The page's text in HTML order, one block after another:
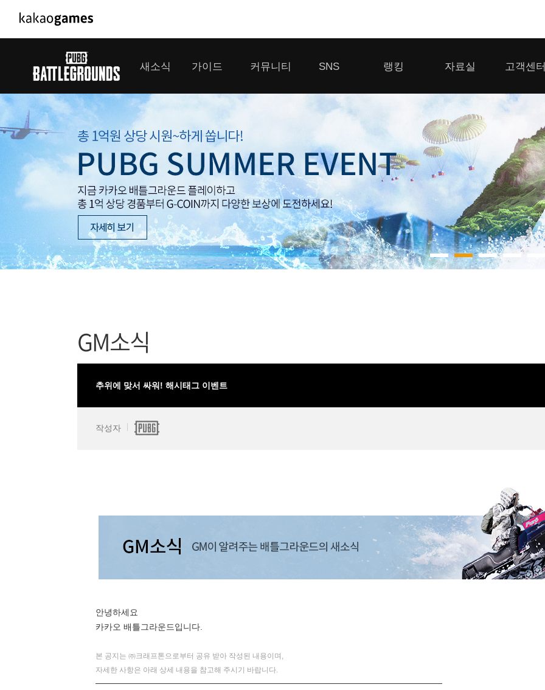
PC/모바일게임
도깨비의세계
오딘: 발할라 라이징
아키에이지 워
아레스 : 라이즈 오브 가디언즈
배틀그라운드
패스 오브 엑자일
우마무스메 프리티 더비
가디언 테일즈
프린세스 커넥트 Re:Dive
프렌즈팝콘
새소식
공지사항
GM소식
이벤트
업데이트
대회소식
가이드
게임 가이드
커뮤니티
미디어 게시판
클랜 라운지
모집 게시판
SNS
톡채널
랭킹
클랜 생존 리더보드
내 전적 히스토리
자료실
다운로드
고객센
이용제한 이
보안센터
GM소식
추위에 맞서 싸워! 해시태그 이벤트
작성자
안녕하세요
카카오 배틀그라운드입니다.
본 공지는 ㈜크래프톤으로부터 공유 받아 작성된 내용이며,
자세한 사항은 아래 상세 내용을 참고해 주시기 바랍니다.
─────────────────────────────────────────────────────────